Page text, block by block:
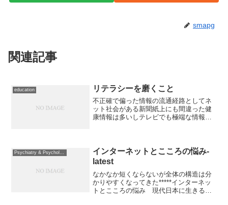
smapg
関連記事
education リテラシーを磨くこと
不正確で偏った情報の流通経路としてネ
ット社会がある新聞紙上にも間違った健
康情報は多いしテレビでも極端な情報が
シーやメディアリテラシー...
Psychiatry & Psychology
インターネットとこころの悩み-
latest
なかなか短くならないが全体の構造は分
かりやすくなってきた*****インターネッ
トとこころの悩み 現代日本に生きる